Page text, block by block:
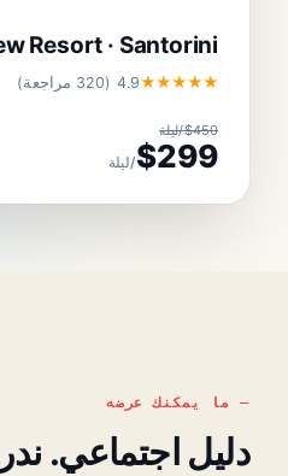
Resort · Santorini
★★★★★4.9 (320 مراجعة)
$450/ليلة
$299/ليلة
ما يمكنك عرضه
دليل اجتماعي.